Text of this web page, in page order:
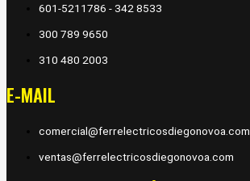
601-5211786 - 342 8533
300 789 9650
310 480 2003
E-MAIL
comercial@ferrelectricosdiegonovoa.com
ventas@ferrelectricosdiegonovoa.com